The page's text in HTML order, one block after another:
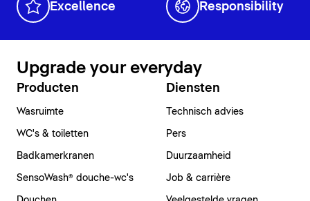
Excellence Responsibility
Upgrade your everyday
Producten
Wasruimte
WC's & toiletten
Badkamerkranen
SensoWash® douche-wc's
Diensten
Technisch advies
Pers
Duurzaamheid
Job & carrière